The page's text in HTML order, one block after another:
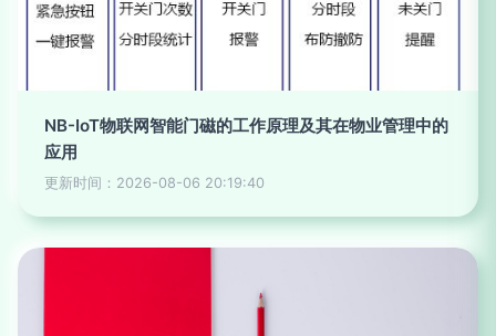
NB-IoT物联网智能门磁的工作原理及其在物业管理中的
应用
更新时间：2026-08-06 20:19:40